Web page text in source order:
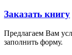
Заказать книгу
Предлагаем Вам
заполнить форму.